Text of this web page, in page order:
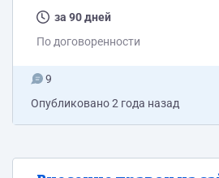
за 90 дней
По договоренности
9
Опубликовано2 года назад